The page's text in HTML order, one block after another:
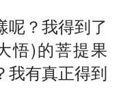
呢？我得到了
悟)的菩提果
我有真正得到